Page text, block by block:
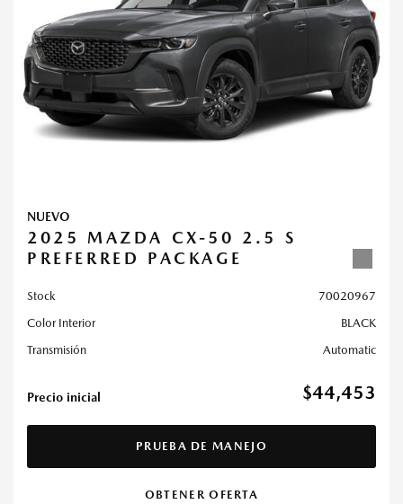
NUEVO
2025 MAZDA CX-50 2.5 S
PREFERRED PACKAGE
Stock
70020967
Color Interior
BLACK
Transmisión
Automatic
Precio inicial $44,453
PRUEBA DE MANEJO
OBTENER OFERTA